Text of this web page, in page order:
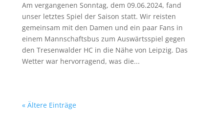
Am vergangenen Sonntag, dem 09.06.2024, fand
unser letztes Spiel der Saison statt. Wir reisten
gemeinsam mit den Damen und ein paar Fans in
einem Mannschaftsbus zum Auswärtsspiel gegen
den Tresenwalder HC in die Nähe von Leipzig. Das
Wetter war hervorragend, was die...
« Ältere Einträge